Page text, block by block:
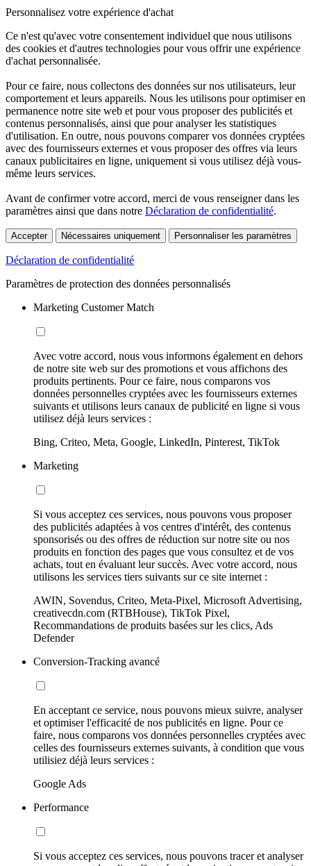
Personnalisez votre expérience d'achat
Ce n'est qu'avec votre consentement individuel que nous utilisons
des cookies et d'autres technologies pour vous offrir une expérience
d'achat personnalisée.
Pour ce faire, nous collectons des données sur nos utilisateurs, leur
comportement et leurs appareils. Nous les utilisons pour optimiser en
permanence notre site web et pour vous proposer des publicités et
contenus personnalisés, ainsi que pour analyser les statistiques
d'utilisation. En outre, nous pouvons comparer vos données cryptées
avec des fournisseurs externes et vous proposer des offres via leurs
canaux publicitaires en ligne, uniquement si vous utilisez déjà vous-
même leurs services.
Avant de confirmer votre accord, merci de vous renseigner dans les
paramètres ainsi que dans notre Déclaration de confidentialité.
Accepter Nécessaires uniquement Personnaliser les paramètres
Déclaration de confidentialité
Paramètres de protection des données personnalisés
Marketing Customer Match
Avec votre accord, nous vous informons également en dehors
de notre site web sur des promotions et vous affichons des
produits pertinents. Pour ce faire, nous comparons vos
données personnelles cryptées avec les fournisseurs externes
suivants et utilisons leurs canaux de publicité en ligne si vous
utilisez déjà leurs services :
Bing, Criteo, Meta, Google, LinkedIn, Pinterest, TikTok
Marketing
Si vous acceptez ces services, nous pouvons vous proposer
des publicités adaptées à vos centres d'intérêt, des contenus
sponsorisés ou des offres de réduction sur notre site ou nos
produits en fonction des pages que vous consultez et de vos
achats, tout en évaluant leur succès. Avec votre accord, nous
utilisons les services tiers suivants sur ce site internet :
AWIN, Sovendus, Criteo, Meta-Pixel, Microsoft Advertising,
creativecdn.com (RTBHouse), TikTok Pixel,
Recommandations de produits basées sur les clics, Ads
Defender
Conversion-Tracking avancé
En acceptant ce service, nous pouvons mieux suivre, analyser
et optimiser l'efficacité de nos publicités en ligne. Pour ce
faire, nous comparons vos données personnelles cryptées avec
celles des fournisseurs externes suivants, à condition que vous
utilisiez déjà leurs services :
Google Ads
Performance
Si vous acceptez ces services, nous pouvons tracer et analyser